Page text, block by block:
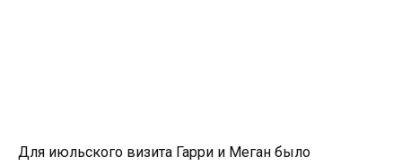
Для июльского визита Гарри и Меган было